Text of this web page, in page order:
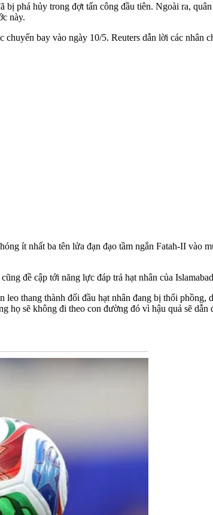
phá hủy trong đợt tấn công đầu tiên. Ngoài ra,
này.
bay vào ngày 10/5. Reuters dẫn lời các nhân
ít nhất ba tên lửa đạn đạo tầm ngắn Fatah-II vào
đề cập tới năng lực đáp trả hạt nhân của
thang thành đối đầu hạt nhân đang bị thổi phồng,
họ sẽ không đi theo con đường đó vì hậu quả sẽ